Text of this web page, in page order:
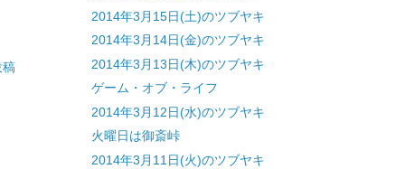
稿
2014年3月15日(土)のツブヤキ
2014年3月14日(金)のツブヤキ
2014年3月13日(木)のツブヤキ
ゲーム・オブ・ライフ
2014年3月12日(水)のツブヤキ
火曜日は御斎峠
2014年3月11日(火)のツブヤキ